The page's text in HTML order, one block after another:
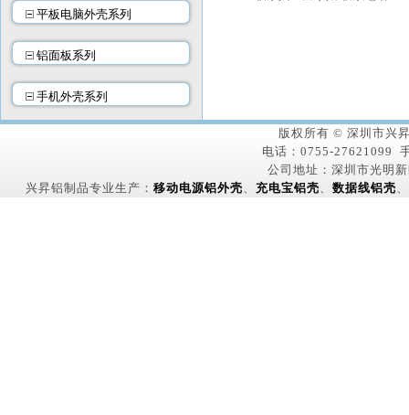
平板电脑外壳系列
铝面板系列
手机外壳系列
版权所有 © 深圳市兴
电话：0755-27621099
公司地址：深圳市光明
兴昇铝制品专业生产： 移动电源铝外壳、 充电宝铝壳、 数据线铝壳